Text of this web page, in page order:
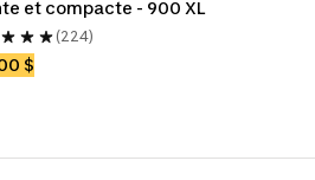
et compacte - 900 XL
(224)
$